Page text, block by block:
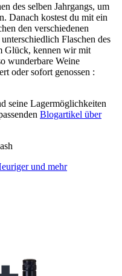
des selben Jahrgangs, um
Danach kostest du mit ein
den verschiedenen
Flaschen des
Glück, kennen wir mit
wunderbare Weine
oder sofort genossen :
seine Lagermöglichkeiten
Blogartikel über
und mehr